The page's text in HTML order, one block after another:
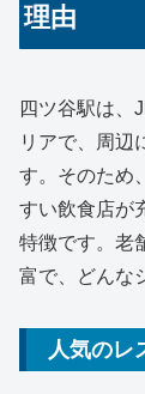
理由
四ツ谷駅は、
リアで、周辺
す。そのため
すい飲食店が
特徴です。老
富で、どんな
人気のレ